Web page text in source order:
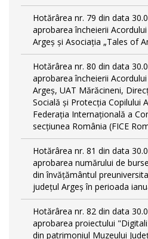
Hotărârea nr. 79 din data
aprobarea încheierii
Argeș și Asociația „Tales of
Hotărârea nr. 80 din data
aprobarea încheierii
Argeș, UAT Mărăcineni,
Socială și Protecția Copilului
Federația Internațională a
secțiunea România (FICE
Hotărârea nr. 81 din data
aprobarea numărului de
din învățământul
județul Argeș în perioada
Hotărârea nr. 82 din data
aprobarea proiectului
din patrimoniul Muzeului